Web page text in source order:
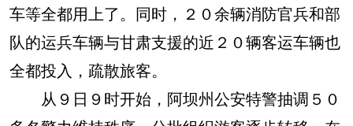
车等全都用上了。同时，２０余辆消防官兵和部
队的运兵车辆与甘肃支援的近２０辆客运车辆也
全都投入，疏散旅客。
从９日９时开始，阿坝州公安特警抽调５０